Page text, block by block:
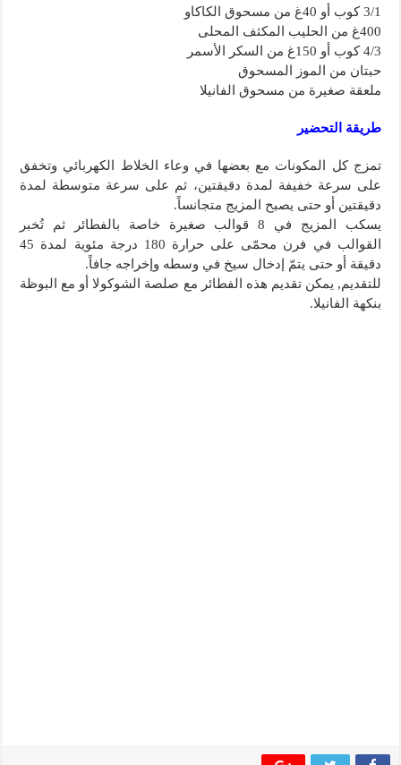
3/1 كوب أو 40غ من مسحوق الكاكاو
400غ من الحليب المكثف المحلى
4/3 كوب أو 150غ من السكر الأسمر
حبتان من الموز المسحوق
ملعقة صغيرة من مسحوق الفانيلا
طريقة التحضير
تمزج كل المكونات مع بعضها في وعاء الخلاط الكهربائي وتخفق
على سرعة خفيفة لمدة دقيقتين، ثم على سرعة متوسطة لمدة
دقيقتين أو حتى يصبح المزيج متجانساً.
يسكب المزيج في 8 قوالب صغيرة خاصة بالفطائر ثم تُخبر
القوالب في فرن محمّى على حرارة 180 درجة مئوية لمدة 45
دقيقة أو حتى يتمّ إدخال سيخ في وسطه وإخراجه جافاً.
للتقديم, يمكن تقديم هذه الفطائر مع صلصة الشوكولا أو مع البوظة
بنكهة الفانيلا.